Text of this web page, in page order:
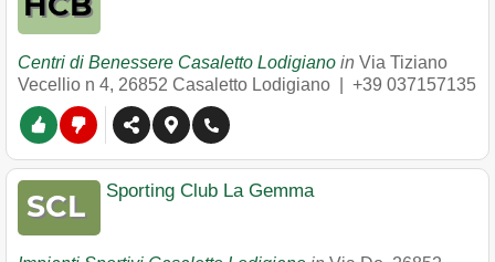
Centri di Benessere Casaletto Lodigiano in Via Tiziano
Vecellio n 4, 26852 Casaletto Lodigiano +39 037157135
Sporting Club La Gemma